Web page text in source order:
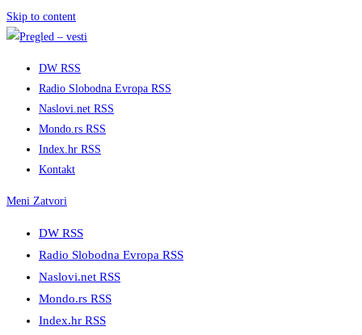
Skip to content
DW RSS
Radio Slobodna Evropa RSS
Naslovi.net RSS
Mondo.rs RSS
Index.hr RSS
Kontakt
Meni Zatvori
DW RSS
Radio Slobodna Evropa RSS
Naslovi.net RSS
Mondo.rs RSS
Index.hr RSS